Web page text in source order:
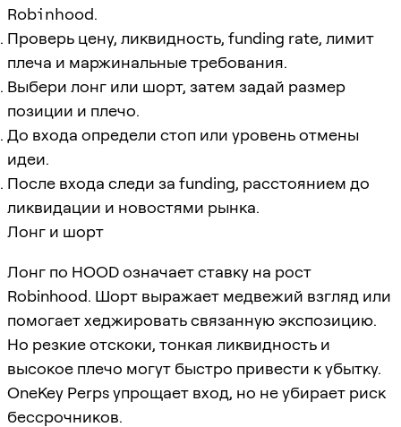
Robinhood.
Проверь цену, ликвидность, funding rate, лимит
плеча и маржинальные требования.
Выбери лонг или шорт, затем задай размер
позиции и плечо.
До входа определи стоп или уровень отмены
идеи.
После входа следи за funding, расстоянием до
ликвидации и новостями рынка.
Лонг и шорт
Лонг по HOOD означает ставку на рост
Robinhood. Шорт выражает медвежий взгляд или
помогает хеджировать связанную экспозицию.
Но резкие отскоки, тонкая ликвидность и
высокое плечо могут быстро привести к убытку.
OneKey Perps упрощает вход, но не убирает риск
бессрочников.